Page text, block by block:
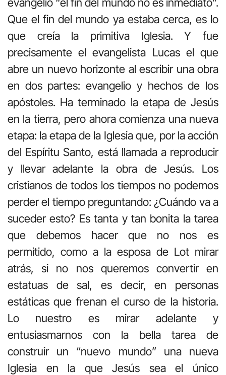
Que el fin del mundo ya estaba cerca, es lo
que creía la primitiva Iglesia. Y fue
precisamente el evangelista Lucas el que
abre un nuevo horizonte al escribir una obra
en dos partes: evangelio y hechos de los
apóstoles. Ha terminado la etapa de Jesús
en la tierra, pero ahora comienza una nueva
etapa: la etapa de la Iglesia que, por la acción
del Espíritu Santo, está llamada a reproducir
y llevar adelante la obra de Jesús. Los
cristianos de todos los tiempos no podemos
perder el tiempo preguntando: ¿Cuándo va a
suceder esto? Es tanta y tan bonita la tarea
que debemos hacer que no nos es
permitido, como a la esposa de Lot mirar
atrás, si no nos queremos convertir en
estatuas de sal, es decir, en personas
estáticas que frenan el curso de la historia.
Lo nuestro es mirar adelante y
entusiasmarnos con la bella tarea de
construir un “nuevo mundo” una nueva
Iglesia en la que Jesús sea el único